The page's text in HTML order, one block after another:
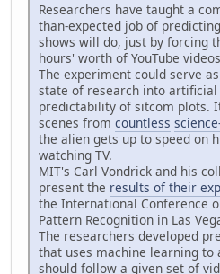
Researchers have taught a
than-expected job of
shows will do, just by forcing
hours' worth of YouTube
The experiment could serve
state of research into
predictability of sitcom plots.
scenes from countless
the alien gets up to speed on
watching TV.
MIT's Carl Vondrick and his
present the results of their
the International Conference
Pattern Recognition in Las
The researchers developed
that uses machine learning to
should follow a given set of